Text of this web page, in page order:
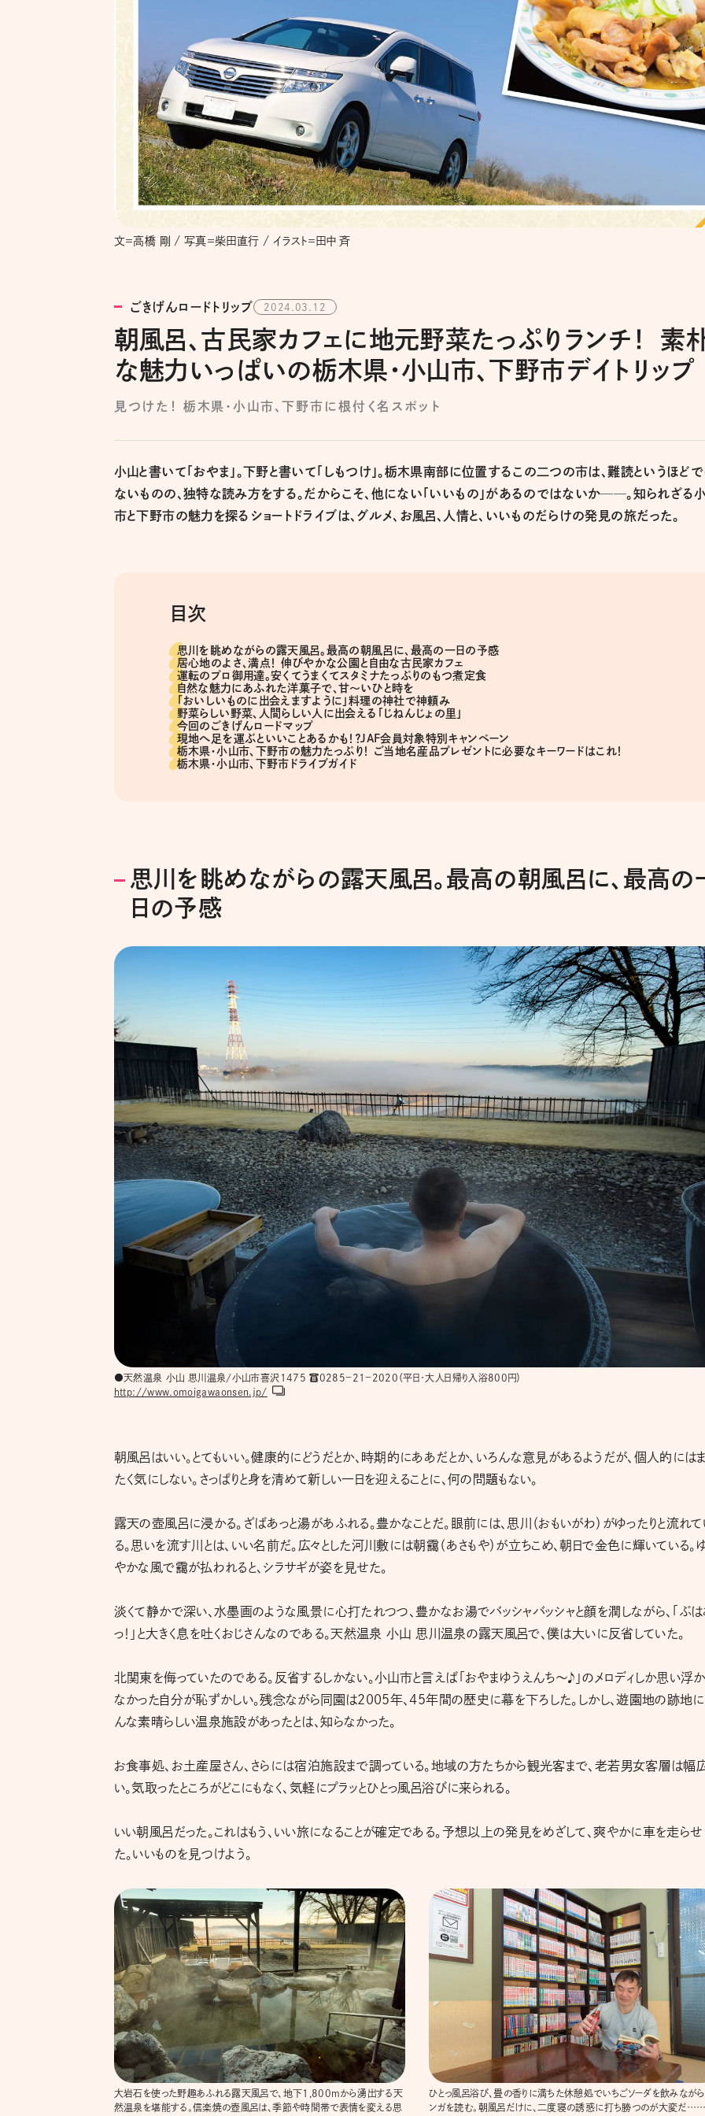
文＝高橋 剛 / 写真＝柴田直行 / イラスト＝田中 斉
ごきげんロードトリップ 2024.03.12
朝風呂、古民家カフェに地元野菜たっぷりランチ！ 素
な魅力いっぱいの栃木県・小山市、下野市デイトリップ
見つけた！ 栃木県・小山市、下野市に根付く名スポット
小山と書いて「おやま」。下野と書いて「しもつけ」。栃木県南部に位置するこの二つの市は、難読というほど
ないものの、独特な読み方をする。だからこそ、他にない「いいもの」があるのではないか──。知られざる
市と下野市の魅力を探るショートドライブは、グルメ、お風呂、人情と、いいものだらけの発見の旅だった。
目次
思川を眺めながらの露天風呂。最高の朝風呂に、最高の一日の予感
居心地のよさ、満点！ 伸びやかな公園と自由な古民家カフェ
運転のプロ御用達。安くてうまくてスタミナたっぷりのもつ煮定食
自然な魅力にあふれた洋菓子で、甘〜いひと時を
「おいしいものに出会えますように」料理の神社で神頼み
野菜らしい野菜、人間らしい人に出会える「じねんじょの里」
今回のごきげんロードマップ
現地へ足を運ぶといいことあるかも！？JAF会員対象特別キャンペーン
栃木県・小山市、下野市の魅力たっぷり！ ご当地名産品プレゼントに必要なキーワードはこれ！
栃木県・小山市、下野市ドライブガイド
思川を眺めながらの露天風呂。最高の朝風呂に、最高の
日の予感
●天然温泉 小山 思川温泉/小山市喜沢1475 ☎︎0285－21－2020（平日・大人日帰り入浴800円）
http://www.omoigawaonsen.jp/
朝風呂はいい。とてもいい。健康的にどうだとか、時期的にああだとか、いろんな意見があるようだが、個人的には
たく気にしない。さっぱりと身を清めて新しい一日を迎えることに、何の問題もない。
露天の壺風呂に浸かる。ざばあっと湯があふれる。豊かなことだ。眼前には、思川（おもいがわ）がゆったりと流れて
る。思いを流す川とは、いい名前だ。広々とした河川敷には朝靄（あさもや）が立ちこめ、朝日で金色に輝いている。
やかな風で靄が払われると、シラサギが姿を見せた。
淡くて静かで深い、水墨画のような風景に心打たれつつ、豊かなお湯でバッシャバッシャと顔を潤しながら、「ぷ
っ！」と大きく息を吐くおじさんなのである。天然温泉 小山 思川温泉の露天風呂で、僕は大いに反省していた。
北関東を侮っていたのである。反省するしかない。小山市と言えば「おやまゆうえんち～♪」のメロディしか思い浮
なかった自分が恥ずかしい。残念ながら同園は2005年、45年間の歴史に幕を下ろした。しかし、遊園地の跡地に
んな素晴らしい温泉施設があったとは、知らなかった。
お食事処、お土産屋さん、さらには宿泊施設まで調っている。地域の方たちから観光客まで、老若男女客層は幅
い。気取ったところがどこにもなく、気軽にプラッとひとっ風呂浴びに来られる。
いい朝風呂だった。これはもう、いい旅になることが確定である。予想以上の発見をめざして、爽やかに車を走らせ
た。いいものを見つけよう。
大岩石を使った野趣あふれる露天風呂で、地下1,800mから湧出する天
然温泉を堪能する。信楽焼の壺風呂は、季節や時間帯で表情を変える思
ひとっ風呂浴び、畳の香りに満ちた休憩処でいちごソーダを飲みながら
ンガを読む。朝風呂だけに、二度寝の誘惑に打ち勝つのが大変だ